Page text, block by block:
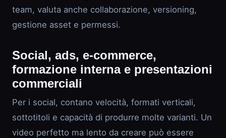
team, valuta anche collaborazione, versioning,
gestione asset e permessi.
Social, ads, e-commerce,
formazione interna e presentazioni
commerciali
Per i social, contano velocità, formati verticali,
sottotitoli e capacità di produrre molte varianti. Un
video perfetto ma lento da creare può essere